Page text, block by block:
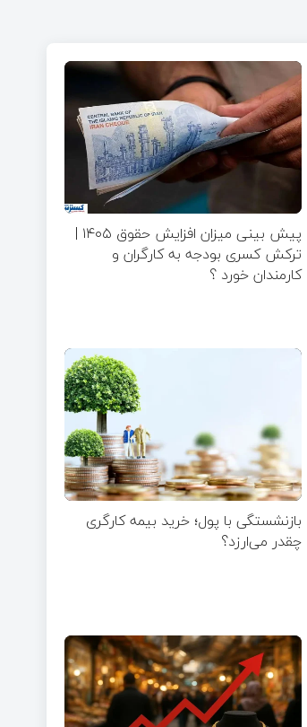
پیش بینی میزان افزایش حقوق ۱۴۰۵ |
ترکش کسری بودجه به کارگران و
کارمندان خورد ؟
بازنشستگی با پول؛ خرید بیمه کارگری
چقدر می‌ارزد؟